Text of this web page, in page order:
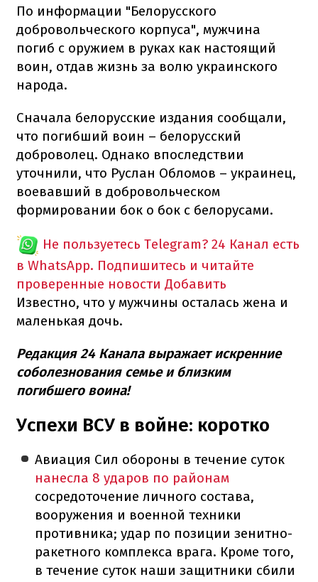
По информации "Белорусского
добровольческого корпуса", мужчина
погиб с оружием в руках как настоящий
воин, отдав жизнь за волю украинского
народа.
Сначала белорусские издания сообщали,
что погибший воин – белорусский
доброволец. Однако впоследствии
уточнили, что Руслан Обломов – украинец,
воевавший в добровольческом
формировании бок о бок с белорусами.
Не пользуетесь Telegram? 24 Канал есть
в WhatsApp. Подпишитесь и читайте
проверенные новости Добавить
Известно, что у мужчины осталась жена и
маленькая дочь.
Редакция 24 Канала выражает искренние
соболезнования семье и близким
погибшего воина!
Успехи ВСУ в войне: коротко
Авиация Сил обороны в течение суток
нанесла 8 ударов по районам
сосредоточение личного состава,
вооружения и военной техники
противника; удар по позиции зенитно-
ракетного комплекса врага. Кроме того,
в течение суток наши защитники сбили